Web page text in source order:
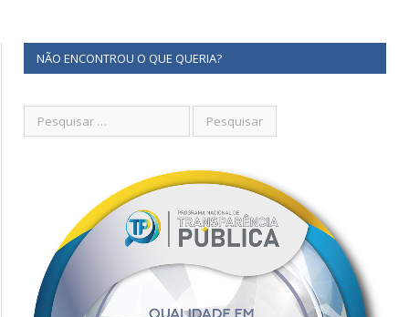
NÃO ENCONTROU O QUE QUERIA?